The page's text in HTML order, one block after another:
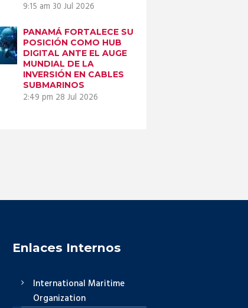
9:15 am 30 Jul 2026
PANAMÁ FORTALECE SU
POSICIÓN COMO HUB
DIGITAL ANTE EL AUGE
MUNDIAL DE LA
INVERSIÓN EN CABLES
SUBMARINOS
2:49 pm 28 Jul 2026
Enlaces Internos
International Maritime
Organization